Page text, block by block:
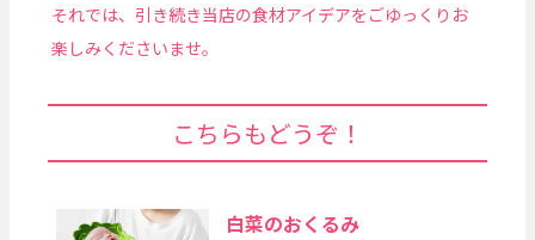
それでは、引き続き当店の食材アイデアをごゆっくりお
楽しみくださいませ。
こちらもどうぞ！
白菜のおくるみ